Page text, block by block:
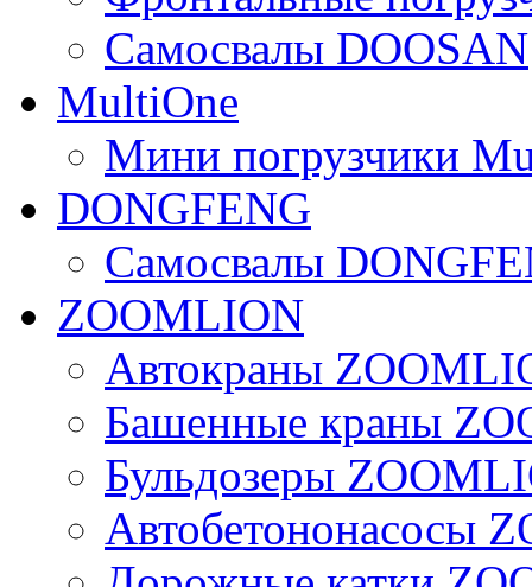
Самосвалы DOOSAN
MultiOne
Мини погрузчики
DONGFENG
Самосвалы
ZOOMLION
Автокраны
Башенные краны
Бульдозеры
Автобетононасосы